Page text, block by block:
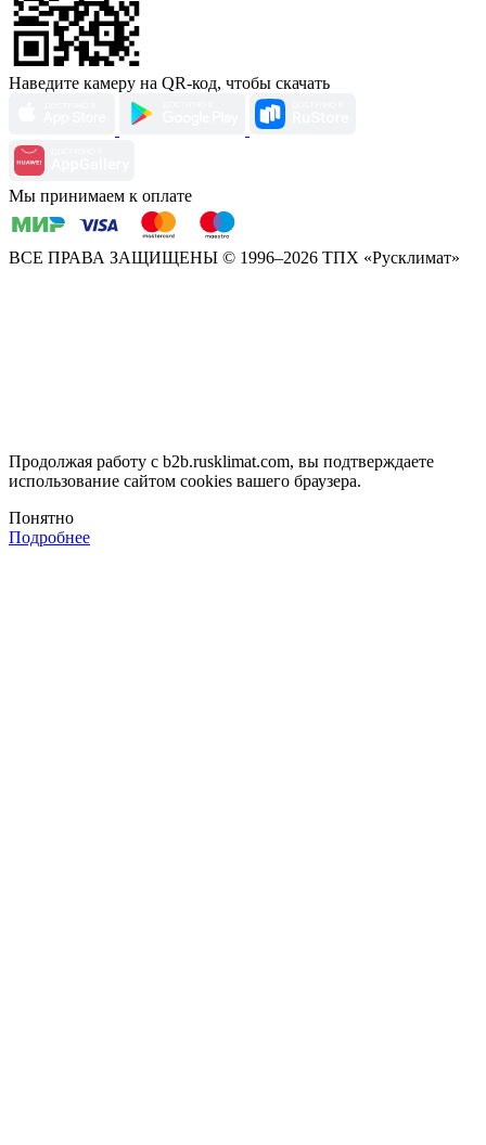
Наведите камеру на QR-код, чтобы скачать
Мы принимаем к оплате
ВСЕ ПРАВА ЗАЩИЩЕНЫ © 1996–2026 ТПХ «Русклимат»
Продолжая работу с b2b.rusklimat.com, вы подтверждаете
использование сайтом cookies вашего браузера.
Понятно
Подробнее